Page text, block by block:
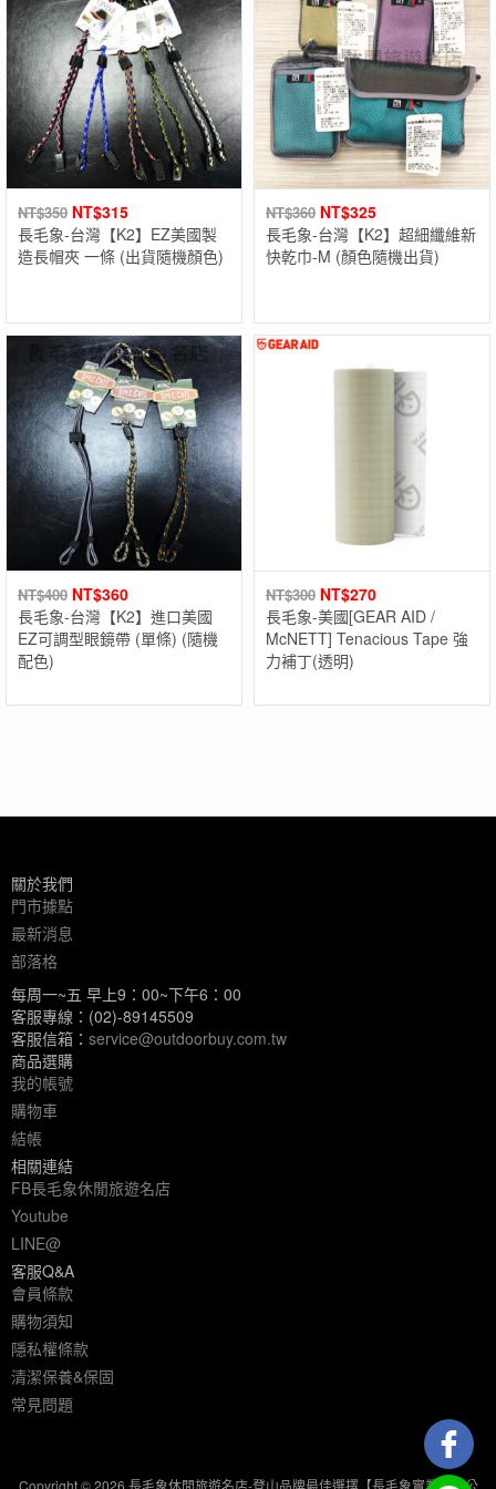
NT$350 NT$315
長毛象-台灣【K2】EZ美國製
造長帽夾 一條 (出貨隨機顏色)
NT$360 NT$325
長毛象-台灣【K2】超細纖維新
快乾巾-M (顏色隨機出貨)
NT$400 NT$360
長毛象-台灣【K2】進口美國
EZ可調型眼鏡帶 (單條) (隨機
配色)
NT$300 NT$270
長毛象-美國[GEAR AID /
McNETT] Tenacious Tape 強
力補丁(透明)
關於我們
門市據點
最新消息
部落格
每周一~五 早上9：00~下午6：00
客服專線：(02)-89145509
客服信箱： service@outdoorbuy.com.tw
商品選購
我的帳號
購物車
結帳
相關連結
FB長毛象休閒旅遊名店
Youtube
LINE@
客服Q&A
會員條款
購物須知
隱私權條款
清潔保養&保固
常見問題